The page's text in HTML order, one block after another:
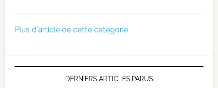
Plus d'article de cette catégorie
DERNIERS ARTICLES PARUS